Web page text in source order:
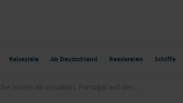
Reiseziele Ab Deutschland Reedereien Schiffe
Britische Inseln ab Lissabon, Portugal auf der Seabourn Pursuit